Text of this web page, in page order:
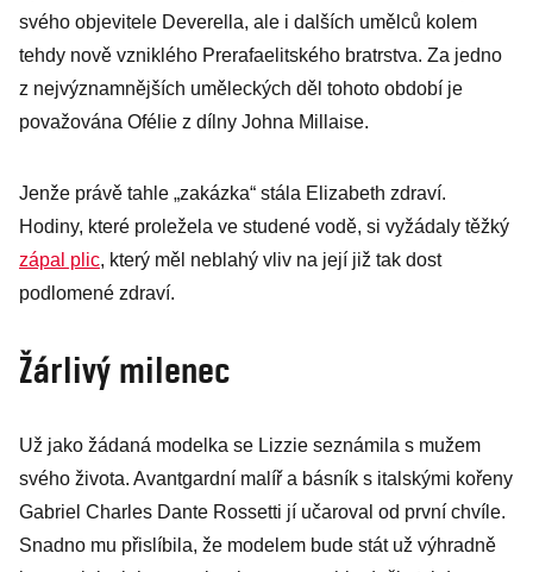
svého objevitele Deverella, ale i dalších umělců kolem
tehdy nově vzniklého Prerafaelitského bratrstva. Za jedno
z nejvýznamnějších uměleckých děl tohoto období je
považována Ofélie z dílny Johna Millaise.
Jenže právě tahle „zakázka“ stála Elizabeth zdraví.
Hodiny, které proležela ve studené vodě, si vyžádaly těžký
zápal plic, který měl neblahý vliv na její již tak dost
podlomené zdraví.
Žárlivý milenec
Už jako žádaná modelka se Lizzie seznámila s mužem
svého života. Avantgardní malíř a básník s italskými kořeny
Gabriel Charles Dante Rossetti jí učaroval od první chvíle.
Snadno mu přislíbila, že modelem bude stát už výhradně